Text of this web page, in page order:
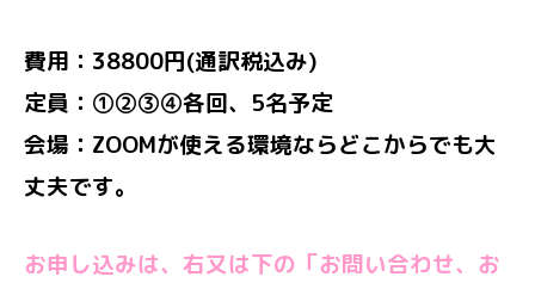
費用：38800円(通訳税込み)
定員：①②③④各回、5名予定
会場：ZOOMが使える環境ならどこからでも大
丈夫です。
お申し込みは、右又は下の「お問い合わせ、お